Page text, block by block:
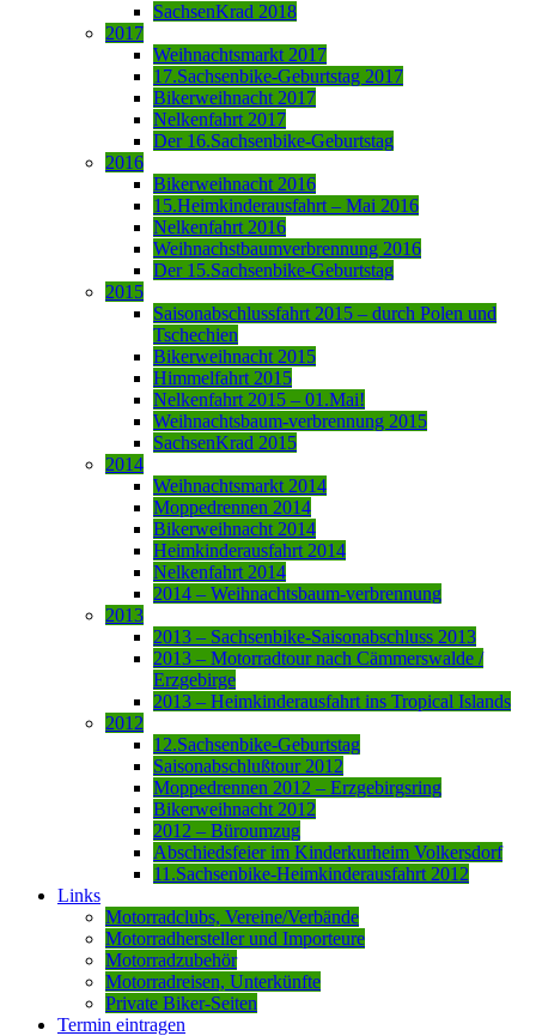
SachsenKrad 2018
2017
Weihnachtsmarkt 2017
17.Sachsenbike-Geburtstag 2017
Bikerweihnacht 2017
Nelkenfahrt 2017
Der 16.Sachsenbike-Geburtstag
2016
Bikerweihnacht 2016
15.Heimkinderausfahrt – Mai 2016
Nelkenfahrt 2016
Weihnachstbaumverbrennung 2016
Der 15.Sachsenbike-Geburtstag
2015
Saisonabschlussfahrt 2015 – durch Polen und
Tschechien
Bikerweihnacht 2015
Himmelfahrt 2015
Nelkenfahrt 2015 – 01.Mai!
Weihnachtsbaum-verbrennung 2015
SachsenKrad 2015
2014
Weihnachtsmarkt 2014
Moppedrennen 2014
Bikerweihnacht 2014
Heimkinderausfahrt 2014
Nelkenfahrt 2014
2014 – Weihnachtsbaum-verbrennung
2013
2013 – Sachsenbike-Saisonabschluss 2013
2013 – Motorradtour nach Cämmerswalde /
Erzgebirge
2013 – Heimkinderausfahrt ins Tropical Islands
2012
12.Sachsenbike-Geburtstag
Saisonabschlußtour 2012
Moppedrennen 2012 – Erzgebirgsring
Bikerweihnacht 2012
2012 – Büroumzug
Abschiedsfeier im Kinderkurheim Volkersdorf
11.Sachsenbike-Heimkinderausfahrt 2012
Links
Motorradclubs, Vereine/Verbände
Motorradhersteller und Importeure
Motorradzubehör
Motorradreisen, Unterkünfte
Private Biker-Seiten
Termin eintragen